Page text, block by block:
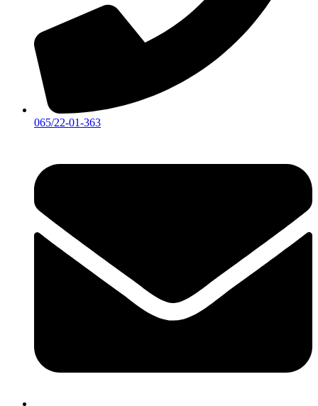
065/22-01-363